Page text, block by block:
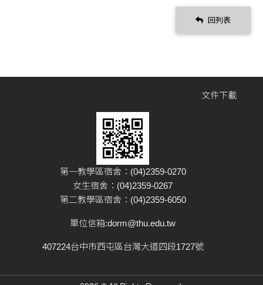
回列表
文件下載
第一教學區宿舍：(04)2359-0270
女生宿舍：(04)2359-0267
第二教學區宿舍：(04)2359-6050
單位信箱:dorm@thu.edu.tw
407224台中市西屯區台灣大道四段1727號